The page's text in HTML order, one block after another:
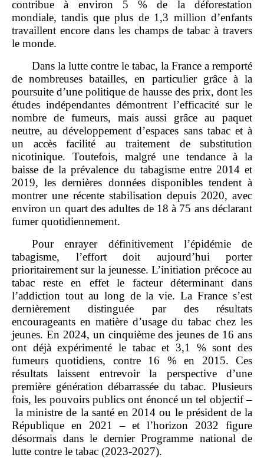
contribue à environ 5 % de la déforestation
mondiale, tandis que plus de 1,3 million d’enfants
travaillent encore dans les champs de tabac à travers
le monde.
Dans la lutte contre le tabac, la France a remporté
de nombreuses batailles, en particulier grâce à la
poursuite d’une politique de hausse des prix, dont les
études indépendantes démontrent l’efficacité sur le
nombre de fumeurs, mais aussi grâce au paquet
neutre, au développement d’espaces sans tabac et à
un accès facilité au traitement de substitution
nicotinique. Toutefois, malgré une tendance à la
baisse de la prévalence du tabagisme entre 2014 et
2019, les dernières données disponibles tendent à
montrer une récente stabilisation depuis 2020, avec
environ un quart des adultes de 18 à 75 ans déclarant
fumer quotidiennement.
Pour enrayer définitivement l’épidémie de
tabagisme, l’effort doit aujourd’hui porter
prioritairement sur la jeunesse. L’initiation précoce au
tabac reste en effet le facteur déterminant dans
l’addiction tout au long de la vie. La France s’est
dernièrement distinguée par des résultats
encourageants en matière d’usage du tabac chez les
jeunes. En 2024, un cinquième des jeunes de 16 ans
ont déjà expérimenté le tabac et 3,1 % sont des
fumeurs quotidiens, contre 16 % en 2015. Ces
résultats laissent entrevoir la perspective d’une
première génération débarrassée du tabac. Plusieurs
fois, les pouvoirs publics ont énoncé un tel objectif –
la ministre de la santé en 2014 ou le président de la
République en 2021 – et l’horizon 2032 figure
désormais dans le dernier Programme national de
lutte contre le tabac (2023‑2027).